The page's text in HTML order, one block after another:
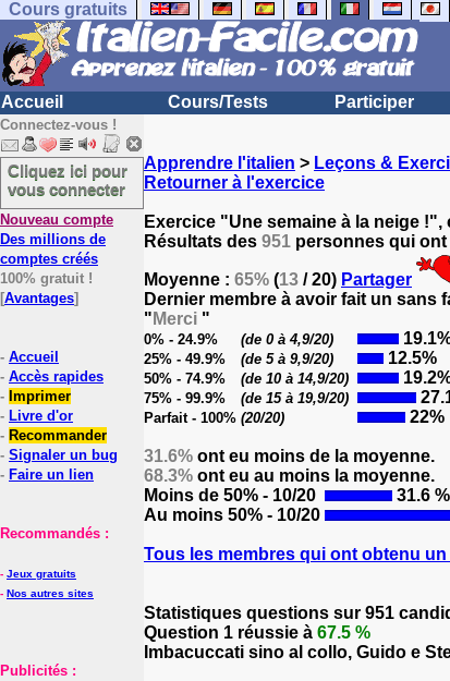
Cours gratuits
Accueil Cours/Tests Participer
Connectez-vous !
Cliquez ici pour
vous connecter
Nouveau compte
Des millions de
comptes créés
100% gratuit !
[Avantages]
- Accueil
- Accès rapides
- Imprimer
- Livre d'or
- Recommander
- Signaler un bug
- Faire un lien
Recommandés :
- Jeux gratuits
- Nos autres sites
Publicités :
Apprendre l'italien > Leçons &
Retourner à l'exercice
Exercice "Une semaine à la neige !",
Résultats des 951 personnes qui ont
Moyenne : 65% (13 / 20) Partager
Dernier membre à avoir fait un sans
" Merci "
0% - 24.9% (de 0 à 4,9/20)
25% - 49.9% (de 5 à 9,9/20) 12.5%
50% - 74.9% (de 10 à 14,9/20)
75% - 99.9% (de 15 à 19,9/20)
Parfait - 100% (20/20) 22%
31.6% ont eu moins de la moyenne.
68.3% ont eu au moins la moyenne.
Moins de 50% - 10/20
31.6 %
Au moins 50% - 10/20
Tous les membres qui ont obtenu un
Statistiques questions sur 951
Question 1 réussie à 67.5 %
Imbacuccati sino al collo, Guido e